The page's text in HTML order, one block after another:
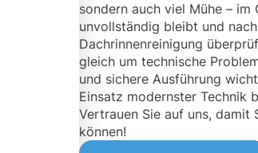
sondern auch viel Mühe –
unvollständig bleibt und
Dachrinnenreinigung
gleich um technische
und sichere Ausführung
Einsatz modernster Technik
Vertrauen Sie auf uns,
können!